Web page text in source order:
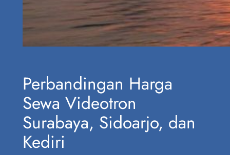
Perbandingan Harga
Sewa Videotron
Surabaya, Sidoarjo, dan
Kediri